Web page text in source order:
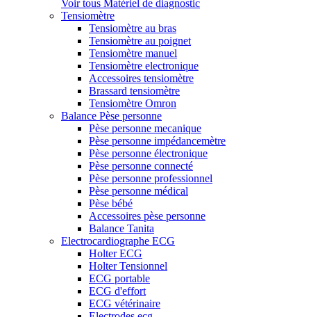
Voir tous Matériel de diagnostic
Tensiomètre
Tensiomètre au bras
Tensiomètre au poignet
Tensiomètre manuel
Tensiomètre electronique
Accessoires tensiomètre
Brassard tensiomètre
Tensiomètre Omron
Balance Pèse personne
Pèse personne mecanique
Pèse personne impédancemètre
Pèse personne électronique
Pèse personne connecté
Pèse personne professionnel
Pèse personne médical
Pèse bébé
Accessoires pèse personne
Balance Tanita
Electrocardiographe ECG
Holter ECG
Holter Tensionnel
ECG portable
ECG d'effort
ECG vétérinaire